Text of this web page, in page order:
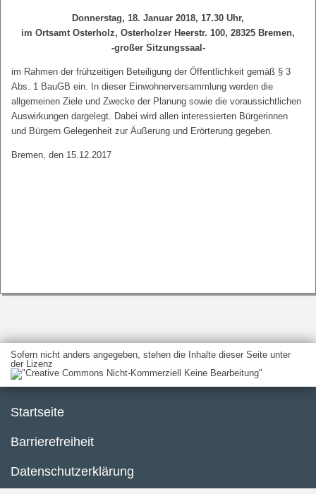
Donnerstag, 18. Januar 2018, 17.30 Uhr,
im Ortsamt Osterholz, Osterholzer Heerstr. 100, 28325 Bremen,
-großer Sitzungssaal-
im Rahmen der frühzeitigen Beteiligung der Öffentlichkeit gemäß § 3
Abs. 1 BauGB ein. In dieser Einwohnerversammlung werden die
allgemeinen Ziele und Zwecke der Planung sowie die voraussichtlichen
Auswirkungen dargelegt. Dabei wird allen interessierten Bürgerinnen
und Bürgern Gelegenheit zur Äußerung und Erörterung gegeben.
Bremen, den 15.12.2017
Sofern nicht anders angegeben, stehen die Inhalte dieser Seite unter
der Lizenz
Startseite
Barrierefreiheit
Datenschutzerklärung